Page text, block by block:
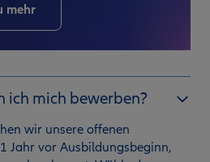
mehr
ich mich bewerben?
wir unsere offenen
Jahr vor Ausbildungsbeginn,